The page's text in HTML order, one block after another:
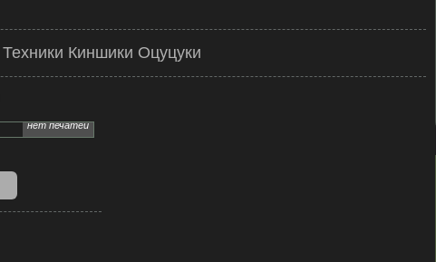
Техники Киншики Оцуцуки
нет печатей